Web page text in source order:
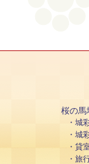
桜の馬
城
城
貸
旅